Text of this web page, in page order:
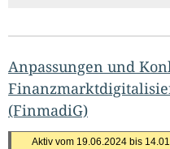
Anpassungen und
(FinmadiG)
Aktiv vom 19.06.2024 bis